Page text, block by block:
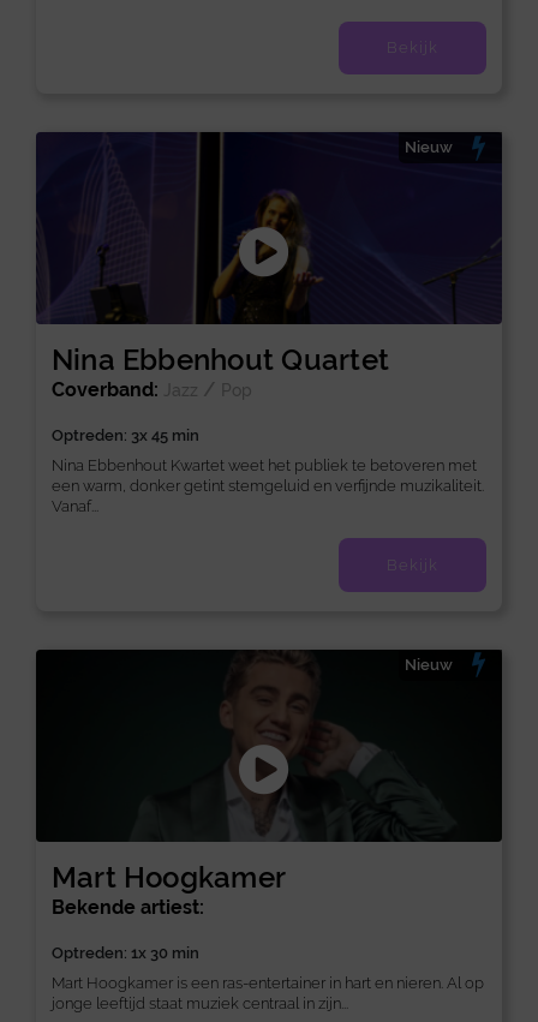
Bekijk
Nina Ebbenhout Quartet
Nieuw
Coverband: Jazz / Pop
Optreden: 3x 45 min
Nina Ebbenhout Kwartet weet het publiek te betoveren met
een warm, donker getint stemgeluid en verfijnde muzikaliteit.
Vanaf...
Bekijk
Mart Hoogkamer
Nieuw
Bekende artiest:
Optreden: 1x 30 min
Mart Hoogkamer is een ras-entertainer in hart en nieren. Al op
jonge leeftijd staat muziek centraal in zijn...